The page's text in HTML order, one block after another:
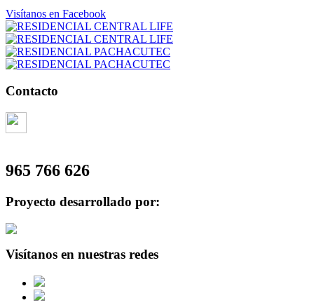
Visítanos en Facebook
Contacto
965 766 626
Proyecto desarrollado por:
Visítanos en nuestras redes